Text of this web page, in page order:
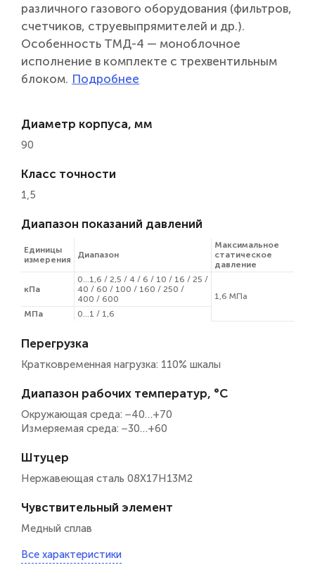
различного газового оборудования (фильтров,
счетчиков, струевыпрямителей и др.).
Особенность ТМД-4 — моноблочное
исполнение в комплекте с трехвентильным
блоком.
Диаметр корпуса, мм
90
Класс точности
1,5
Диапазон показаний давлений
Единицы
измерения
Диапазон
Максимальное
статическое
давление
кПа
0… 1,6 / 2,5 / 4 / 6 / 10 / 16 / 25 /
40 / 60 / 100 / 160 / 250 /
400 /600
1,6 МПа
МПа
0...1 / 1,6
Перегрузка
Кратковременная нагрузка: 110% шкалы
Диапазон рабочих температур, °C
Окружающая среда: −40…+70
Измеряемая среда: −30…+60
Штуцер
Нержавеющая сталь 08Х17Н13М2
Чувствительный элемент
Медный сплав
Все характеристики